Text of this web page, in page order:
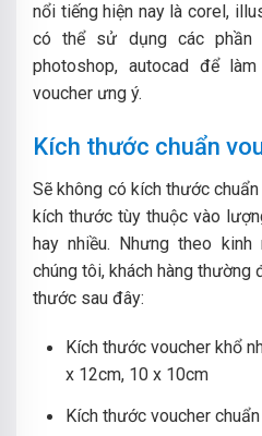
nổi tiếng hiện nay là corel,
có thể sử dụng các phần
photoshop, autocad để
voucher ưng ý.
Kích thước chuẩn
Sẽ không có kích thước
kích thước tùy thuộc vào
hay nhiều. Nhưng theo kinh
chúng tôi, khách hàng
thước sau đây:
Kích thước voucher khổ
x 12cm, 10 x 10cm
Kích thước voucher